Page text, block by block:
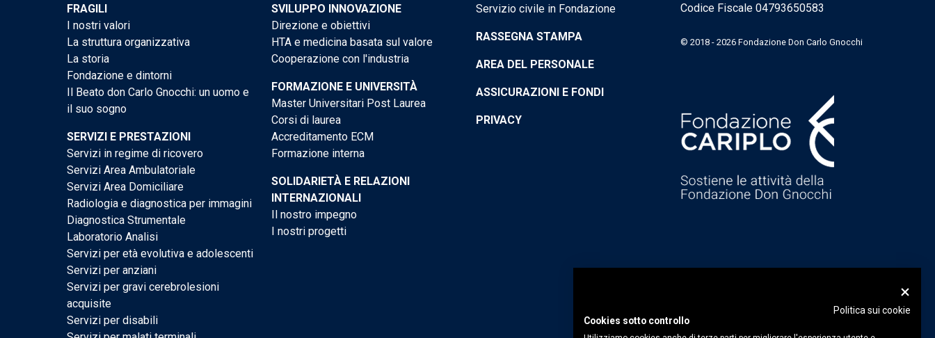
FRAGILI
I nostri valori
La struttura organizzativa
La storia
Fondazione e dintorni
Il Beato don Carlo Gnocchi: un uomo e
il suo sogno
SERVIZI E PRESTAZIONI
Servizi in regime di ricovero
Servizi Area Ambulatoriale
Servizi Area Domiciliare
Radiologia e diagnostica per immagini
Diagnostica Strumentale
Laboratorio Analisi
Servizi per età evolutiva e adolescenti
Servizi per anziani
Servizi per gravi cerebrolesioni
acquisite
Servizi per disabili
SVILUPPO INNOVAZIONE
Direzione e obiettivi
HTA e medicina basata sul valore
Cooperazione con l'industria
FORMAZIONE E UNIVERSITÀ
Master Universitari Post Laurea
Corsi di laurea
Accreditamento ECM
Formazione interna
SOLIDARIETÀ E RELAZIONI
INTERNAZIONALI
Il nostro impegno
I nostri progetti
Servizio civile in Fondazione
RASSEGNA STAMPA
AREA DEL PERSONALE
ASSICURAZIONI E FONDI
PRIVACY
Codice Fiscale 04793650583
© 2018 - 2026 Fondazione Don Carlo Gnocchi
Politica sui cookie
Cookies sotto controllo